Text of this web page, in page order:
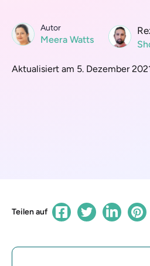
Autor
Meera Watts
Aktualisiert am 5. Dezember
Teilen auf